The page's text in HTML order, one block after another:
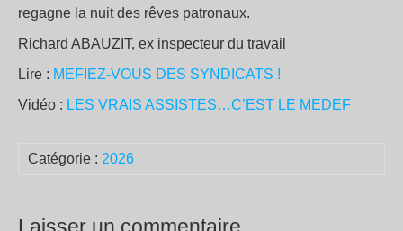
regagne la nuit des rêves patronaux.
Richard ABAUZIT, ex inspecteur du travail
Lire : MEFIEZ-VOUS DES SYNDICATS !
Vidéo : LES VRAIS ASSISTES…C’EST LE MEDEF
Catégorie : 2026